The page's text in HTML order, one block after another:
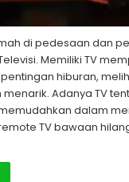
di pedesaan dan
Memiliki TV
hiburan,
Adanya TV
dalam
TV bawaan